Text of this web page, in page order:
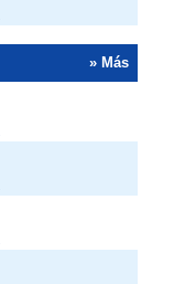
» Más